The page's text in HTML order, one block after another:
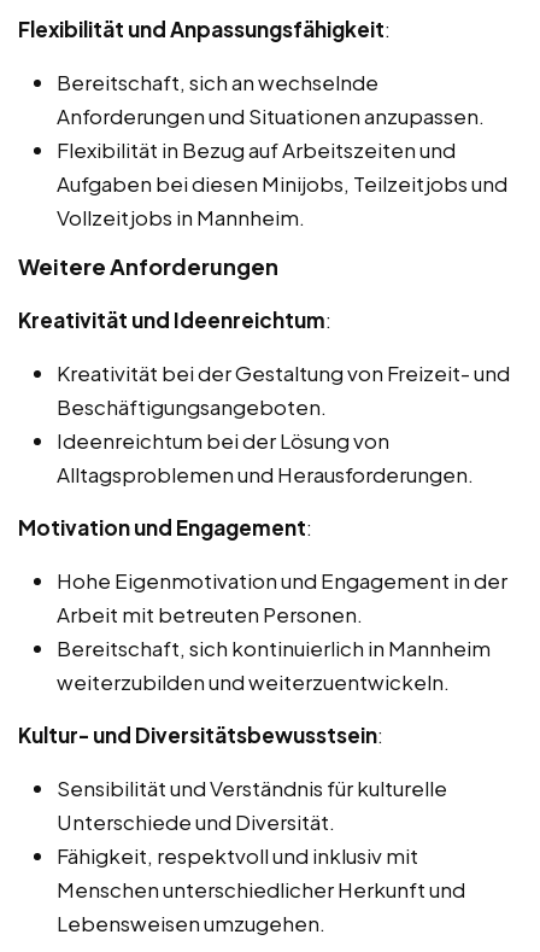
Flexibilität und Anpassungsfähigkeit:
Bereitschaft, sich an wechselnde
Anforderungen und Situationen anzupassen.
Flexibilität in Bezug auf Arbeitszeiten und
Aufgaben bei diesen Minijobs, Teilzeitjobs und
Vollzeitjobs in Mannheim.
Weitere Anforderungen
Kreativität und Ideenreichtum:
Kreativität bei der Gestaltung von Freizeit- und
Beschäftigungsangeboten.
Ideenreichtum bei der Lösung von
Alltagsproblemen und Herausforderungen.
Motivation und Engagement:
Hohe Eigenmotivation und Engagement in der
Arbeit mit betreuten Personen.
Bereitschaft, sich kontinuierlich in Mannheim
weiterzubilden und weiterzuentwickeln.
Kultur- und Diversitätsbewusstsein:
Sensibilität und Verständnis für kulturelle
Unterschiede und Diversität.
Fähigkeit, respektvoll und inklusiv mit
Menschen unterschiedlicher Herkunft und
Lebensweisen umzugehen.